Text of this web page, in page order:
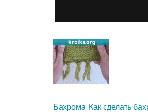
Бахрома. Как сделать